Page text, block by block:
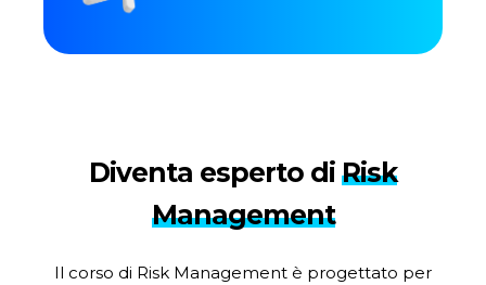
Diventa esperto di Risk
Management
Il corso di Risk Management è progettato per